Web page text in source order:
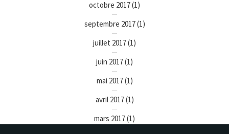
octobre 2017(1)
septembre 2017(1)
juillet 2017(1)
juin 2017(1)
mai 2017(1)
avril 2017(1)
mars 2017(1)